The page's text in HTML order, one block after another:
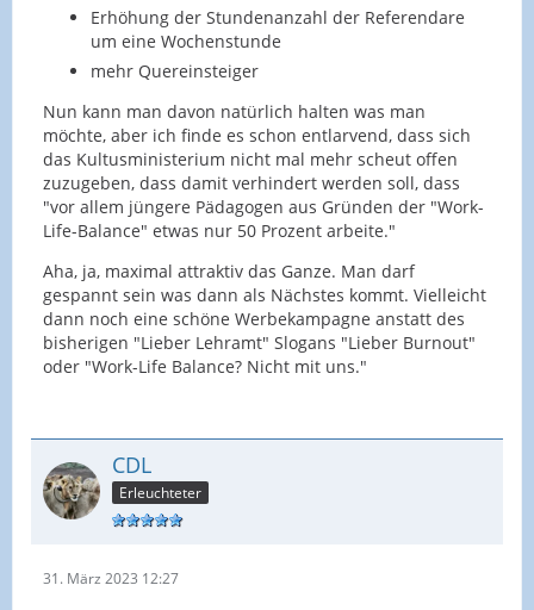
Erhöhung der Stundenanzahl der Referendare
um eine Wochenstunde
mehr Quereinsteiger
Nun kann man davon natürlich halten was man
möchte, aber ich finde es schon entlarvend, dass sich
das Kultusministerium nicht mal mehr scheut offen
zuzugeben, dass damit verhindert werden soll, dass
"vor allem jüngere Pädagogen aus Gründen der "Work-
Life-Balance" etwas nur 50 Prozent arbeite."
Aha, ja, maximal attraktiv das Ganze. Man darf
gespannt sein was dann als Nächstes kommt. Vielleicht
dann noch eine schöne Werbekampagne anstatt des
bisherigen "Lieber Lehramt" Slogans "Lieber Burnout"
oder "Work-Life Balance? Nicht mit uns."
CDL
Erleuchteter
31. März 2023 12:27